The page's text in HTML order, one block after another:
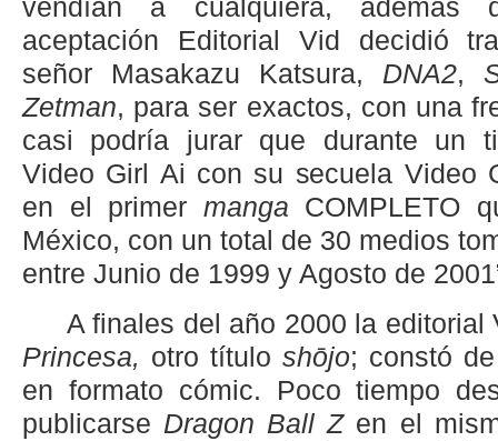
vendían a cualquiera,
aceptación Editorial Vid decidió
señor Masakazu Katsura, DNA2,
Zetman, para ser exactos, con una
casi podría jurar que durante un
Video Girl Ai con su secuela Video
en el primer manga COMPLETO
México, con un total de 30 medios
entre Junio de 1999 y Agosto de
A finales del año 2000 la
Princesa, otro título shōjo; constó
en formato cómic. Poco tiempo
publicarse Dragon Ball Zen el